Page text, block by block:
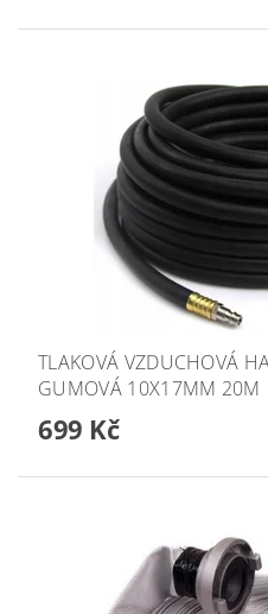
TLAKOVÁ VZDUCHOVÁ
GUMOVÁ 10X17MM 20M
699 Kč